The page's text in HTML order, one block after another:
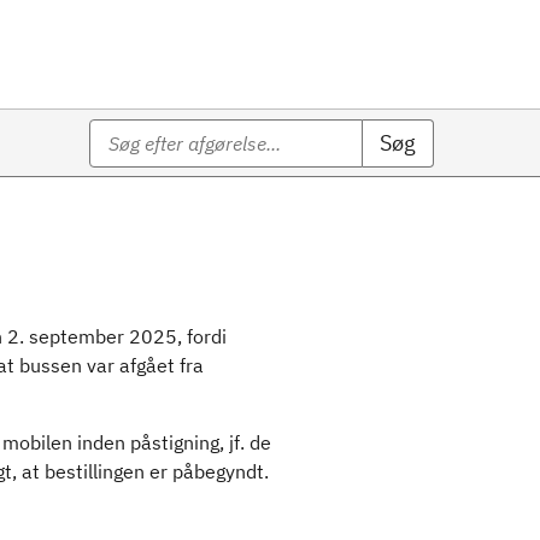
Søg
2. september 2025, fordi
bussen var afgået fra
inden påstigning, jf. de
at bestillingen er påbegyndt.